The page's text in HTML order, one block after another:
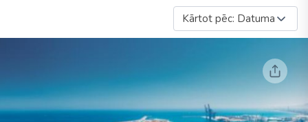
Kārtot pēc: Datuma